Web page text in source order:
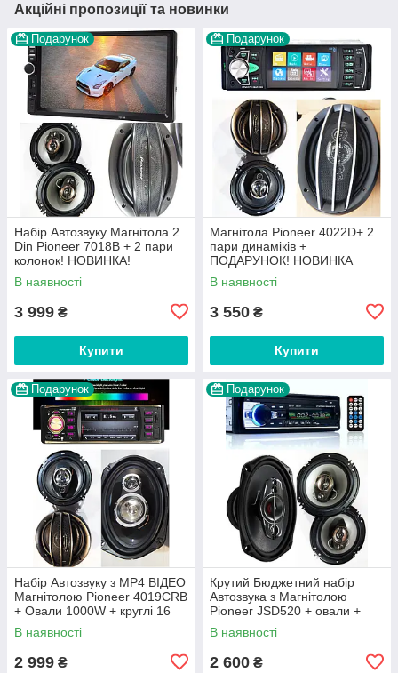
Акційні пропозиції та новинки
Подарунок
Набір Автозвуку Магнітола 2
Din Pioneer 7018B + 2 пари
колонок! НОВИНКА!
В наявності
3 999 ₴
Купити
Подарунок
Магнітола Pioneer 4022D+ 2
пари динаміків +
ПОДАРУНОК! НОВИНКА
2022
В наявності
3 550 ₴
Купити
Подарунок
Набір Автозвуку з МР4 ВІДЕО
Магнітолою Pioneer 4019CRB
+ Овали 1000W + круглі 16
см 300 W! НОВИНКА!
В наявності
2 999 ₴
Подарунок
Крутий Бюджетний набір
Автозвука з Магнітолою
Pioneer JSD520 + овали +
круглі 16 см!
В наявності
2 600 ₴